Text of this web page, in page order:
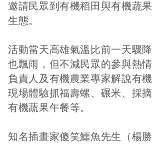
水力電能
公共給水
鐵道交通
成果年報
工作報告及財務報
接受及支付捐補助名
邀請民眾到有機稻田與有機蔬
生態。
活動當天高雄氣溫比前一天驟
也飄雨，但不減民眾的參與熱
負責人及有機農業專家解說有
現場體驗抓福壽螺、碾米、採
有機蔬果午餐等。
知名插畫家傻笑鱷魚先生（楊